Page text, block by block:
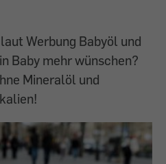
Werbung Babyöl und
Baby mehr wünschen?
Mineralöl und